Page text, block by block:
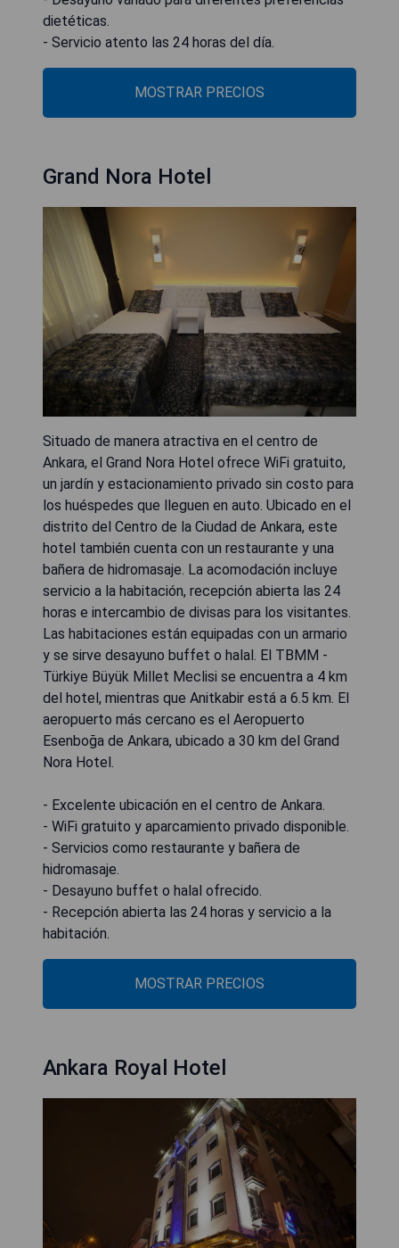
dietéticas.
- Servicio atento las 24 horas del día.
MOSTRAR PRECIOS
Grand Nora Hotel
Situado de manera atractiva en el centro de
Ankara, el Grand Nora Hotel ofrece WiFi gratuito,
un jardín y estacionamiento privado sin costo para
los huéspedes que lleguen en auto. Ubicado en el
distrito del Centro de la Ciudad de Ankara, este
hotel también cuenta con un restaurante y una
bañera de hidromasaje. La acomodación incluye
servicio a la habitación, recepción abierta las 24
horas e intercambio de divisas para los visitantes.
Las habitaciones están equipadas con un armario
y se sirve desayuno buffet o halal. El TBMM -
Türkiye Büyük Millet Meclisi se encuentra a 4 km
del hotel, mientras que Anitkabir está a 6.5 km. El
aeropuerto más cercano es el Aeropuerto
Esenboğa de Ankara, ubicado a 30 km del Grand
Nora Hotel.
- Excelente ubicación en el centro de Ankara.
- WiFi gratuito y aparcamiento privado disponible.
- Servicios como restaurante y bañera de
hidromasaje.
- Desayuno buffet o halal ofrecido.
- Recepción abierta las 24 horas y servicio a la
habitación.
MOSTRAR PRECIOS
Ankara Royal Hotel